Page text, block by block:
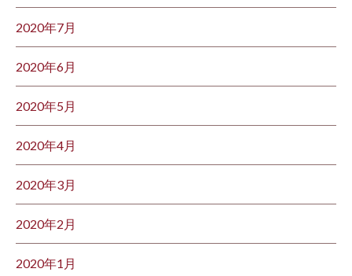
2020年7月
2020年6月
2020年5月
2020年4月
2020年3月
2020年2月
2020年1月